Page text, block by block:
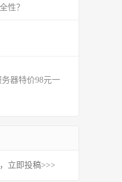
性？
器特价98元一
立即投稿>>>